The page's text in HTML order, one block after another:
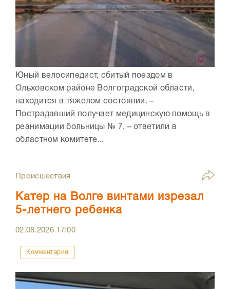
Юный велосипедист, сбитый поездом в
Ольховском районе Волгоградской области,
находится в тяжелом состоянии. –
Пострадавший получает медицинскую помощь в
реанимации больницы № 7, – ответили в
областном комитете...
Происшествия
Катер на Волге винтами изрезал
5-летнего ребенка
02.08.2026 17:00
Комментарии